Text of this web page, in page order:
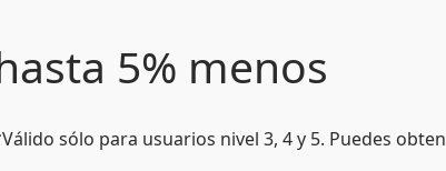
5% menos
sólo para usuarios nivel 3, 4 y 5. Puedes